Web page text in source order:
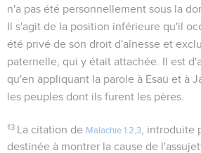
n'a pas été personnellement sous la
Il s'agit de la position inférieure qu'il
été privé de son droit d'aînesse et
paternelle, qui y était attachée. Il est
qu'en appliquant la parole à Esaü et à
les peuples dont ils furent les pères.
13 La citation de Malachie 1.2,3 , introduite
destinée à montrer la cause de